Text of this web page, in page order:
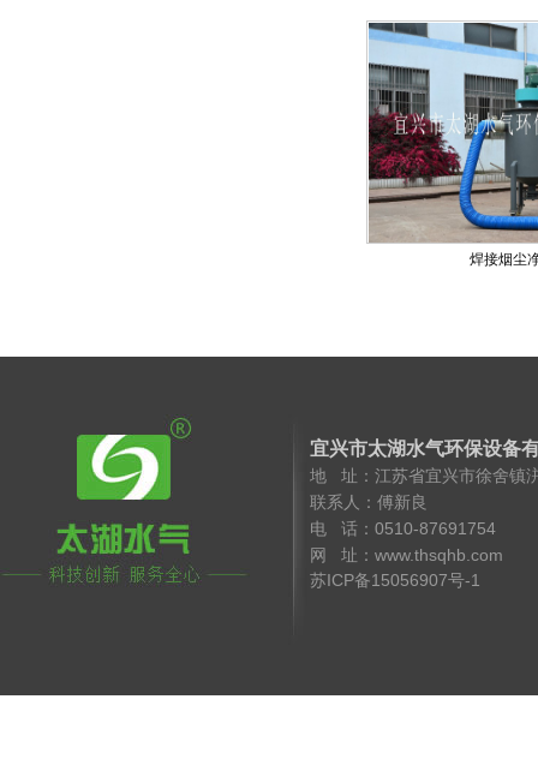
焊接烟尘
宜兴市太湖水气环保设备
地 址：江苏省宜兴市徐舍镇
联系人：傅新良
电 话：0510-
网 址：
苏ICP备15056907号-1